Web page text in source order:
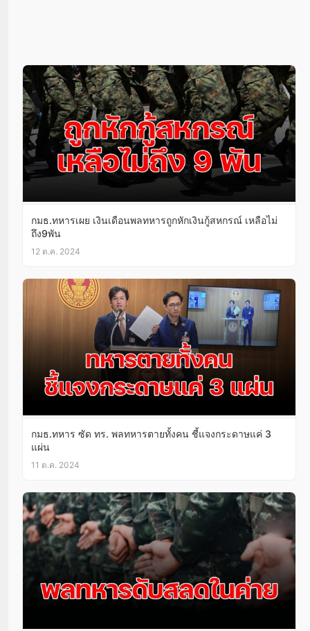
กมธ.ทหารเผย เงินเดือนพลทหารถูกหักเงินกู้สหกรณ์ เหลือไม่
ถึง9พัน
12 ต.ค. 2024
กมธ.ทหาร ซัด ทร. พลทหารตายทั้งคน ชี้แจงกระดาษแค่ 3
แผ่น
11 ต.ค. 2024